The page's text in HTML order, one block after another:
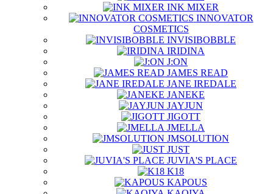
INK MIXER
INNOVATOR
COSMETICS
INVISIBOBBLE
IRIDINA
J:ON
JAMES READ
JANE IREDALE
JANEKE
JAYJUN
JIGOTT
JMELLA
JMSOLUTION
JUST
JUVIA'S PLACE
K18
KAPOUS